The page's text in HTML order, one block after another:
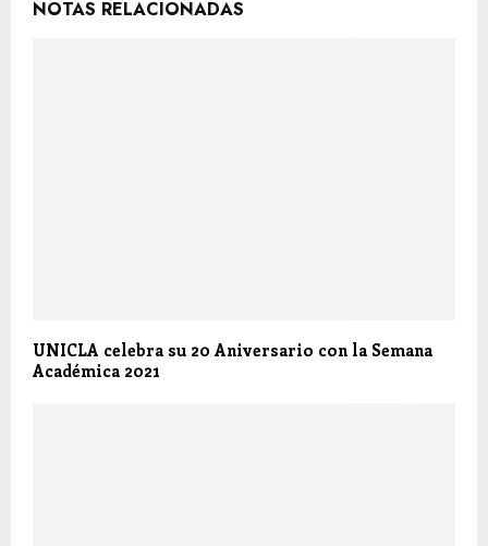
NOTAS RELACIONADAS
UNICLA celebra su 20 Aniversario con la Semana
Académica 2021